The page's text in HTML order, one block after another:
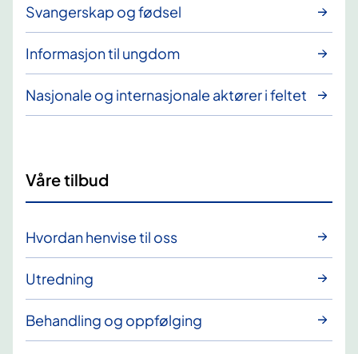
Svangerskap og fødsel
Informasjon til ungdom
Nasjonale og internasjonale aktører i feltet
Våre tilbud
Hvordan henvise til oss
Utredning
Behandling og oppfølging